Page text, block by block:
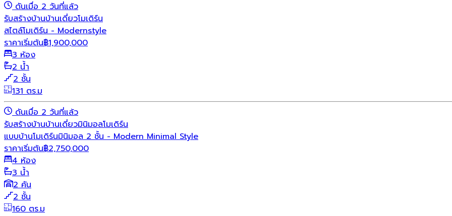
ดันเมื่อ 2 วันที่แล้ว
รับสร้างบ้านบ้านเดี่ยวโมเดิร์น
สไตล์โมเดิร์น - Modernstyle
ราคาเริ่มต้น฿1,900,000
3 ห้อง
2 น้ำ
2 ชั้น
131 ตร.ม
ดันเมื่อ 2 วันที่แล้ว
รับสร้างบ้านบ้านเดี่ยวมินิมอลโมเดิร์น
แบบบ้านโมเดิร์นมินิมอล 2 ชั้น - Modern Minimal Style
ราคาเริ่มต้น฿2,750,000
4 ห้อง
3 น้ำ
2 คัน
2 ชั้น
160 ตร.ม